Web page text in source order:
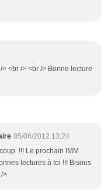
<br /> <br /> Bonne lecture
05/06/2012 13:24
!!! Le prochain IMM
lectures à toi !!! Bisous
>